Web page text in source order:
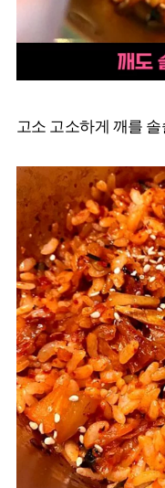
고소 고소하게 깨를